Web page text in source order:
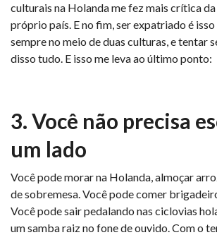
culturais na Holanda me fez mais crítica
próprio país. E no fim, ser expatriado é
sempre no meio de duas culturas, e tentar
disso tudo. E isso me leva ao último ponto:
3. Você não precisa
um lado
Você pode morar na Holanda, almoçar
de sobremesa. Você pode comer
Você pode sair pedalando nas ciclovias
um samba raiz no fone de ouvido. Com o